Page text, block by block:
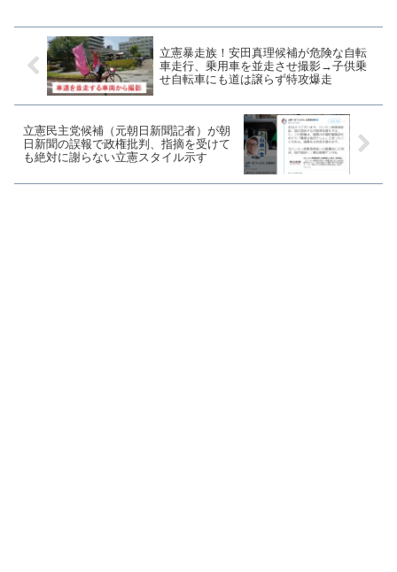
立憲暴走族！安田真理候補が危険な自転
車走行、乗用車を並走させ撮影→子供乗
せ自転車にも道は譲らず特攻爆走
立憲民主党候補（元朝日新聞記者）が朝
日新聞の誤報で政権批判、指摘を受けて
も絶対に謝らない立憲スタイル示す